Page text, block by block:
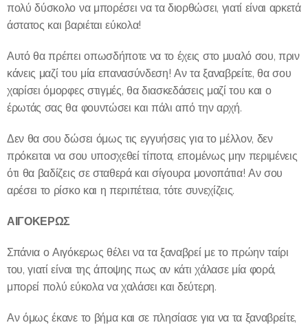
πολύ δύσκολο να μπορέσει να τα διορθώσει, γιατί είναι αρκετά
άστατος και βαριέται εύκολα!
Αυτό θα πρέπει οπωσδήποτε να το έχεις στο μυαλό σου, πριν
κάνεις μαζί του μία επανασύνδεση! Αν τα ξαναβρείτε, θα σου
χαρίσει όμορφες στιγμές, θα διασκεδάσεις μαζί του και ο
έρωτάς σας θα φουντώσει και πάλι από την αρχή.
Δεν θα σου δώσει όμως τις εγγυήσεις για το μέλλον, δεν
πρόκειται να σου υποσχεθεί τίποτα, επομένως μην περιμένεις
ότι θα βαδίζεις σε σταθερά και σίγουρα μονοπάτια! Αν σου
αρέσει το ρίσκο και η περιπέτεια, τότε συνεχίζεις.
ΑΙΓΟΚΕΡΩΣ
Σπάνια ο Αιγόκερως θέλει να τα ξαναβρεί με το πρώην ταίρι
του, γιατί είναι της άποψης πως αν κάτι χάλασε μία φορά,
μπορεί πολύ εύκολα να χαλάσει και δεύτερη.
Αν όμως έκανε το βήμα και σε πλησίασε για να τα ξαναβρείτε,